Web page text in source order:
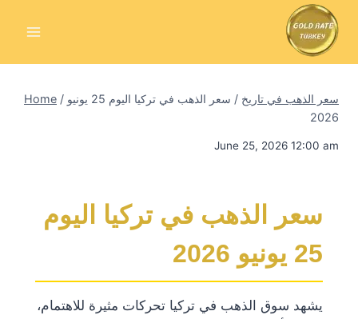
Home / سعر الذهب في تاريخ /
سعر الذهب في تركيا اليوم 25 يونيو
2026
June 25, 2026 12:00 am
سعر الذهب في تركيا اليوم
25 يونيو 2026
يشهد سوق الذهب في تركيا تحركات مثيرة للاهتمام،